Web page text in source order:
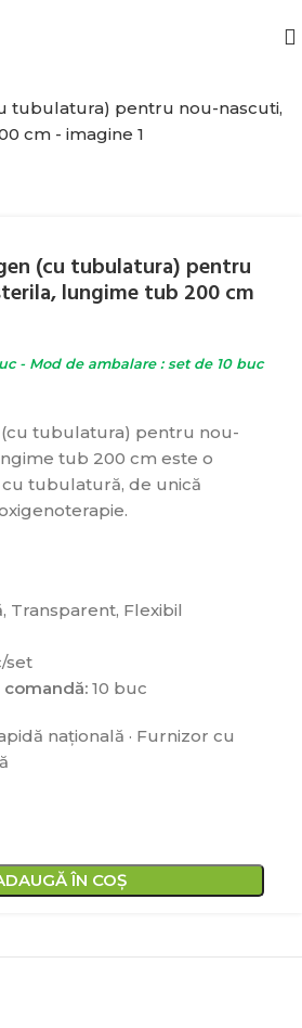
(cu tubulatura) pentru
lungime tub 200 cm
- Mod de ambalare : set de 10 buc
(cu tubulatura) pentru nou-
tub 200 cm este o
tubulatură, de unică
Transparent, Flexibil
set
10 buc
națională · Furnizor cu
ÎN COȘ